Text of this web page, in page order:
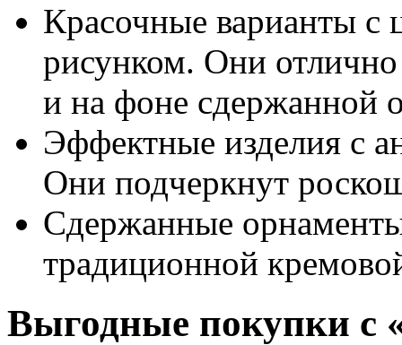
Красочные варианты с
рисунком. Они отлично
и на фоне сдержанной
Эффектные изделия с
Они подчеркнут
Сдержанные
традиционной
Выгодные покупки с